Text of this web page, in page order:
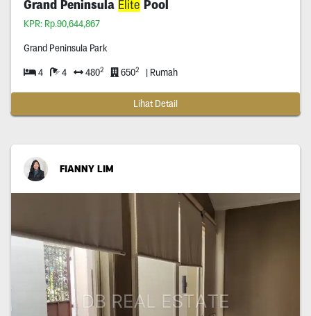
Grand Peninsula Elite Pool
KPR: Rp.90,644,867
Grand Peninsula Park
4 4 4802 6502 | Rumah
Lihat Detail
FIANNY LIM